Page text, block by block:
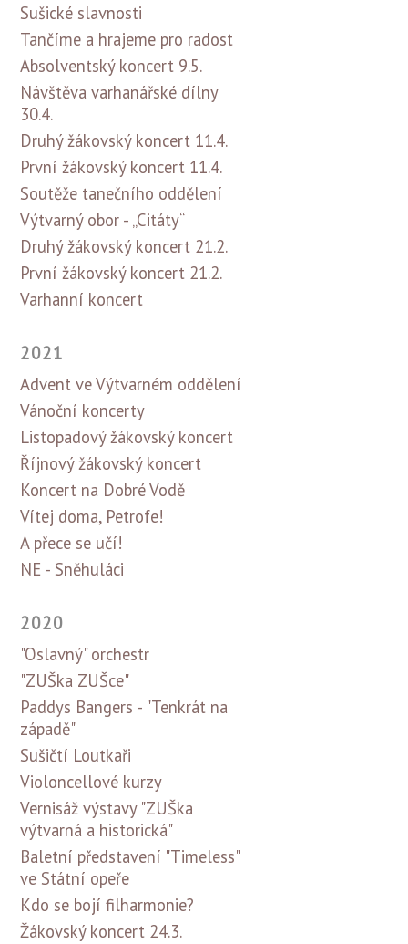
Sušické slavnosti
Tančíme a hrajeme pro radost
Absolventský koncert 9.5.
Návštěva varhanářské dílny
30.4.
Druhý žákovský koncert 11.4.
První žákovský koncert 11.4.
Soutěže tanečního oddělení
Výtvarný obor - „Citáty“
Druhý žákovský koncert 21.2.
První žákovský koncert 21.2.
Varhanní koncert
2021
Advent ve Výtvarném oddělení
Vánoční koncerty
Listopadový žákovský koncert
Říjnový žákovský koncert
Koncert na Dobré Vodě
Vítej doma, Petrofe!
A přece se učí!
NE - Sněhuláci
2020
"Oslavný" orchestr
"ZUŠka ZUŠce"
Paddys Bangers - "Tenkrát na
západě"
Sušičtí Loutkaři
Violoncellové kurzy
Vernisáž výstavy "ZUŠka
výtvarná a historická"
Baletní představení "Timeless"
ve Státní opeře
Kdo se bojí filharmonie?
Žákovský koncert 24.3.